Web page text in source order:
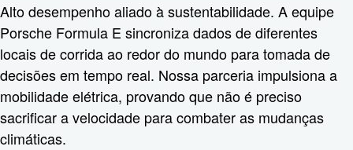
Alto desempenho aliado à sustentabilidade. A equipe
Porsche Formula E sincroniza dados de diferentes
locais de corrida ao redor do mundo para tomada de
decisões em tempo real. Nossa parceria impulsiona a
mobilidade elétrica, provando que não é preciso
sacrificar a velocidade para combater as mudanças
climáticas.